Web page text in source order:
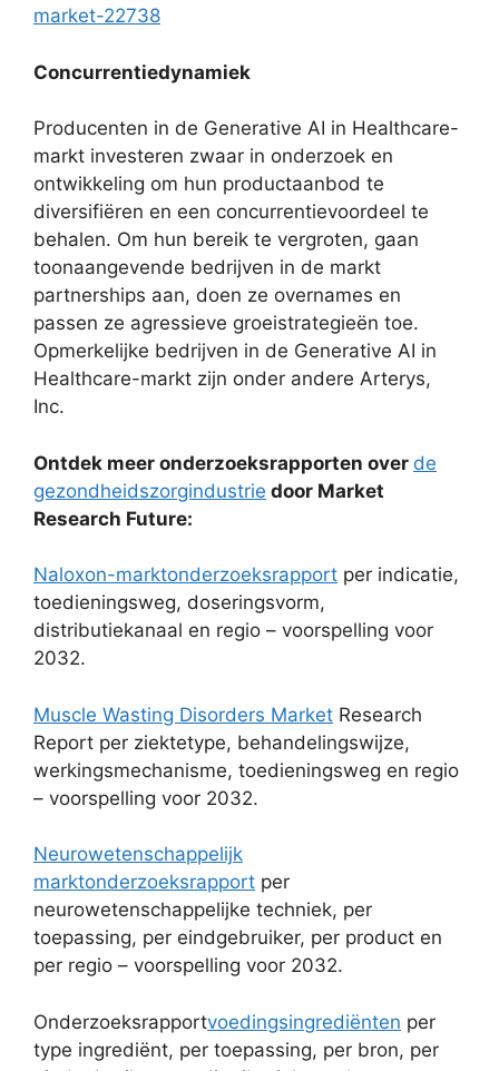
market-22738
Concurrentiedynamiek
Producenten in de Generative AI in Healthcare-
markt investeren zwaar in onderzoek en
ontwikkeling om hun productaanbod te
diversifiëren en een concurrentievoordeel te
behalen. Om hun bereik te vergroten, gaan
toonaangevende bedrijven in de markt
partnerships aan, doen ze overnames en
passen ze agressieve groeistrategieën toe.
Opmerkelijke bedrijven in de Generative AI in
Healthcare-markt zijn onder andere Arterys,
Inc.
Ontdek meer onderzoeksrapporten over de
gezondheidszorgindustrie door Market
Research Future:
Naloxon-marktonderzoeksrapport per indicatie,
toedieningsweg, doseringsvorm,
distributiekanaal en regio – voorspelling voor
2032.
Muscle Wasting Disorders Market Research
Report per ziektetype, behandelingswijze,
werkingsmechanisme, toedieningsweg en regio
– voorspelling voor 2032.
Neurowetenschappelijk
marktonderzoeksrapport per
neurowetenschappelijke techniek, per
toepassing, per eindgebruiker, per product en
per regio – voorspelling voor 2032.
Onderzoeksrapportvoedingsingrediënten per
type ingrediënt, per toepassing, per bron, per